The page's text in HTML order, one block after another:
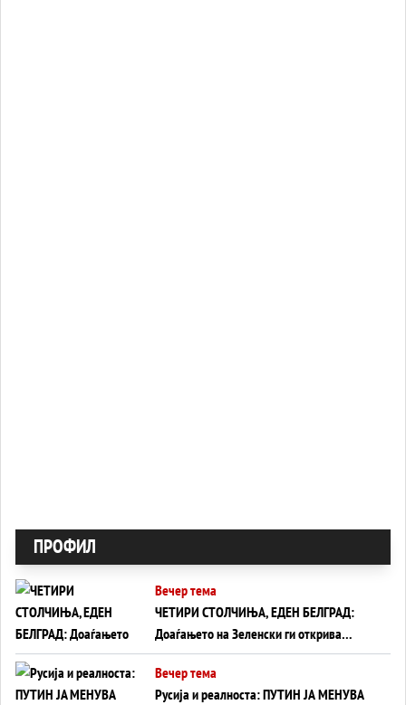
ПРОФИЛ
Вечер тема
ЧЕТИРИ СТОЛЧИЊА, ЕДЕН БЕЛГРАД:
Доаѓањето на Зеленски ги открива
тајните на политиката на балансирање
на Вучиќ
Вечер тема
Русија и реалноста: ПУТИН ЈА МЕНУВА